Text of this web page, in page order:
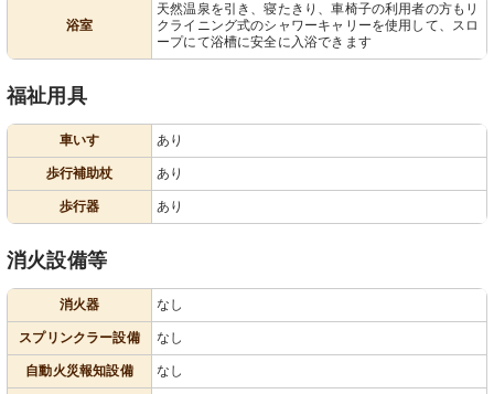
浴室
天然温泉を引き、寝たきり、車椅子の利用者の方もリ
クライニング式のシャワーキャリーを使用して、スロ
ープにて浴槽に安全に入浴できます
福祉用具
車いす あり
歩行補助杖 あり
歩行器 あり
消火設備等
消火器 なし
スプリンクラー設備 なし
自動火災報知設備 なし